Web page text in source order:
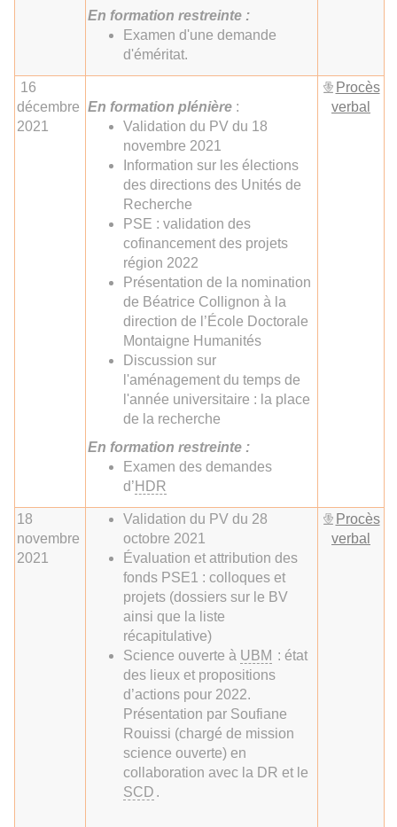
En formation restreinte :
Examen d'une demande
d'éméritat.
16
décembre
2021
En formation plénière :
Validation du PV du 18
novembre 2021
Information sur les élections
des directions des Unités de
Recherche
PSE : validation des
cofinancement des projets
région 2022
Présentation de la nomination
de Béatrice Collignon à la
direction de l’École Doctorale
Montaigne Humanités
Discussion sur
l'aménagement du temps de
l'année universitaire : la place
de la recherche
En formation restreinte :
Examen des demandes
d’ HDR
Procès
verbal
18
novembre
2021
Validation du PV du 28
octobre 2021
Évaluation et attribution des
fonds PSE1 : colloques et
projets (dossiers sur le BV
ainsi que la liste
récapitulative)
Science ouverte à UBM : état
des lieux et propositions
d’actions pour 2022.
Présentation par Soufiane
Rouissi (chargé de mission
science ouverte) en
collaboration avec la DR et le
SCD .
Procès
verbal